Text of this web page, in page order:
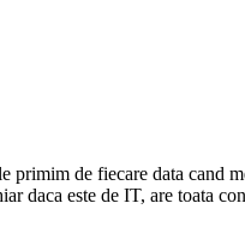
de fiecare data cand
daca este de IT, are toata